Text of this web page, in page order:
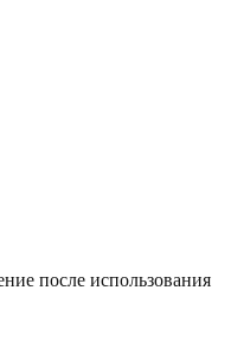
после использования